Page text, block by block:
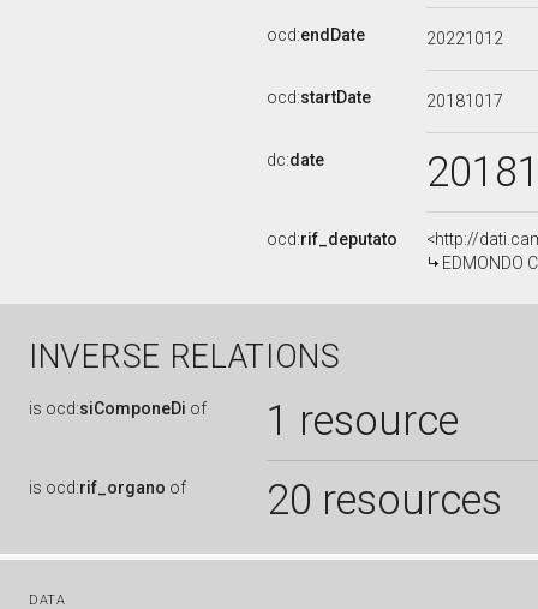
ocd:endDate 20221012
ocd:startDate 20181017
dc:date
ocd:rif_deputato
<http://
EDMONDO
INVERSE RELATIONS
is ocd:siComponeDi of 1 resource
is ocd:rif_organo of 20 resources
DATA